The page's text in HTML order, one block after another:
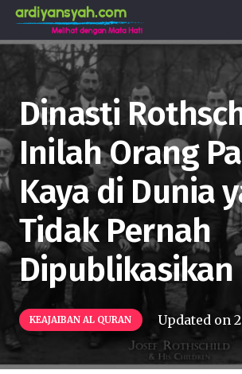
Dinasti
Inilah Orang
Kaya di Dunia
Tidak Pernah
Dipublikasikan
KEAJAIBAN AL QURAN Updated on